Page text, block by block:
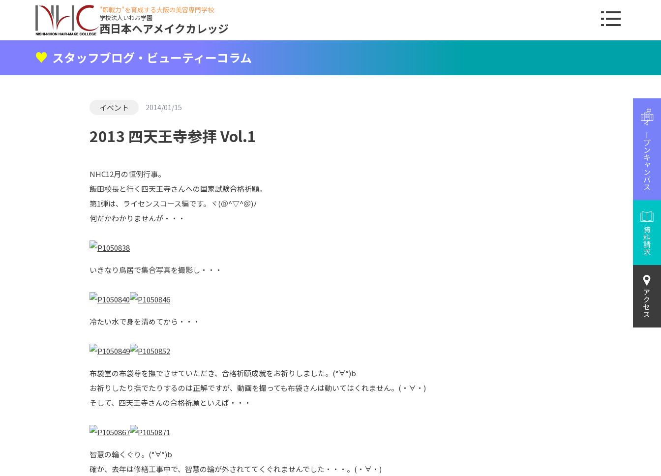
"即戦力"を育成する大阪の美容専門学校
学校法人いわお学園
西日本ヘアメイクカレッジ
オープンキャンパス
資料請求
アクセス
スタッフブログ・ビューティーコラム
イベント 2014/01/15
2013 四天王寺参拝 Vol.1
NHC12月の恒例行事。
飯田校長と行く四天王寺さんへの国家試験合格祈願。
第1弾は、ライセンスコース編です。ヾ(＠^▽^＠)ﾉ
何だかわかりませんが・・・
いきなり鳥居で集合写真を撮影し・・・
冷たい水で身を清めてから・・・
布袋堂の布袋尊を撫でさせていただき、合格祈願成就をお祈りしました。(°∀°)b
お祈りしたり撫でたりするのは正解ですが、動画を撮っても布袋さんは動いてはくれません。(・∀・)
そして、四天王寺さんの合格祈願といえば・・・
智慧の輪くぐり。(°∀°)b
確か、去年は修繕工事中で、智慧の輪が外されててくぐれませんでした・・・。(・∀・)